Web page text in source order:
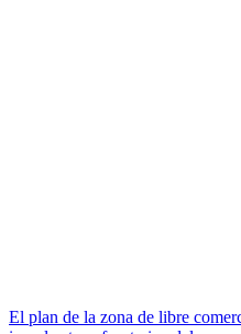
El plan de la zona de libre